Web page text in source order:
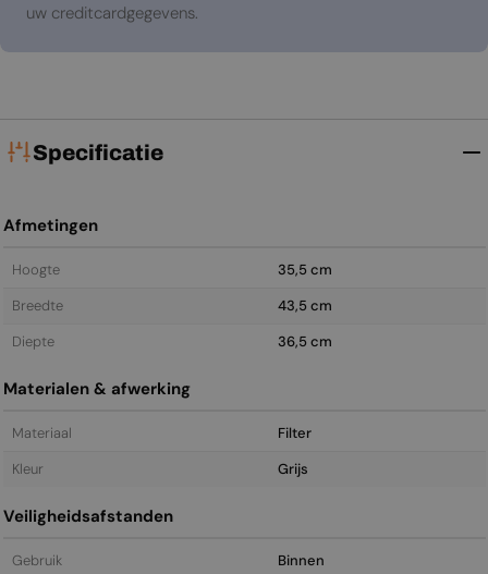
uw creditcardgegevens.
Specificatie
Afmetingen
Hoogte
35,5 cm
Breedte
43,5 cm
Diepte
36,5 cm
Materialen & afwerking
Materiaal
Filter
Kleur
Grijs
Veiligheidsafstanden
Gebruik Binnen